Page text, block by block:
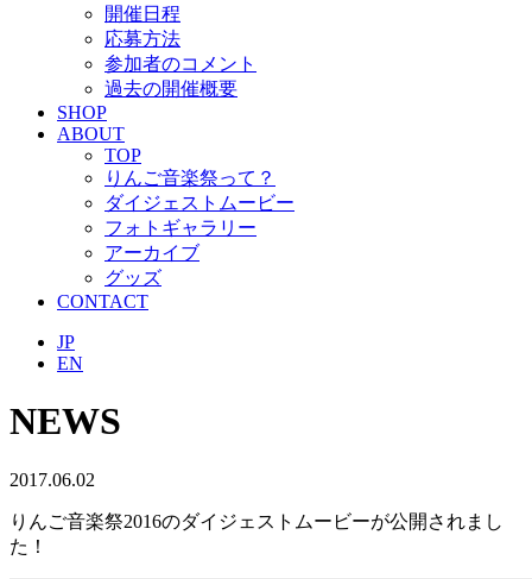
開催日程
応募方法
参加者のコメント
過去の開催概要
SHOP
ABOUT
TOP
りんご音楽祭って？
ダイジェストムービー
フォトギャラリー
アーカイブ
グッズ
CONTACT
JP
EN
NEWS
2017.06.02
りんご音楽祭2016のダイジェストムービーが公開されまし
た！